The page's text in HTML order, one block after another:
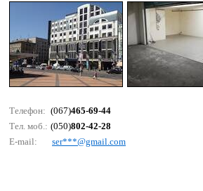
Телефон: (067)465-69-44
Тел. моб.: (050)802-42-28
E-mail:
sеr***@gmаil.соm